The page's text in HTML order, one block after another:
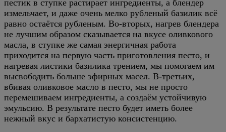
пестик в ступке растирает ингредиенты, а блендер
измельчает, и даже очень мелко рубленый базилик всё
равно остаётся рубленым. Во-вторых, нагрев блендера
не лучшим образом сказывается на вкусе оливкового
масла, в ступке же самая энергичная работа
приходится на первую часть приготовления песто, и
нагревая листики базилика трением, мы помогаем им
высвободить больше эфирных масел. В-третьих,
вбивая оливковое масло в песто, мы не просто
перемешиваем ингредиенты, а создаём устойчивую
эмульсию. В результате песто будет иметь более
нежный вкус и бархатистую консистенцию.